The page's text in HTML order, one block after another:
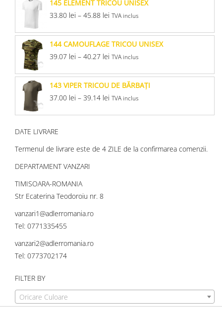
145 ELEMENT TRICOU UNISEX
33.80 lei – 45.88 lei TVA inclus
144 CAMOUFLAGE TRICOU UNISEX
39.07 lei – 40.27 lei TVA inclus
143 VIPER TRICOU DE BĂRBAŢI
37.00 lei – 39.14 lei TVA inclus
DATE LIVRARE
Termenul de livrare este de 4 ZILE de la confirmarea comenzii.
DEPARTAMENT VANZARI
TIMISOARA-ROMANIA
Str Ecaterina Teodoroiu nr. 8
vanzari1@adlerromania.ro
Tel: 0771335455
vanzari2@adlerromania.ro
Tel: 0773702174
FILTER BY
Oricare Culoare